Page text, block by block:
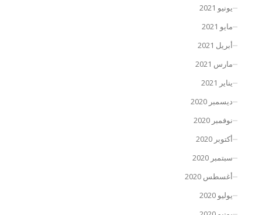
يونيو 2021
مايو 2021
أبريل 2021
مارس 2021
يناير 2021
ديسمبر 2020
نوفمبر 2020
أكتوبر 2020
سبتمبر 2020
أغسطس 2020
يوليو 2020